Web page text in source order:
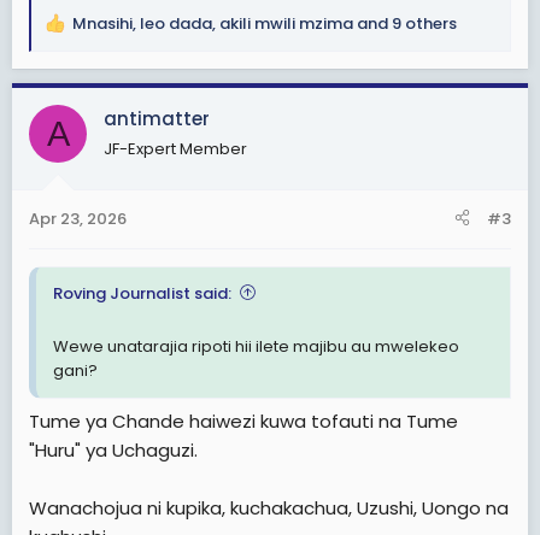
R
a
c
i
s
Mnasihi, leo dada, akili mwili mzima and 9 others
A antimatter
JF-Expert Member
Apr 23, 2026 #3
Roving Journalist said:
Wewe unatarajia ripoti hii ilete majibu au mwelekeo
gani?
Tume ya Chande haiwezi kuwa tofauti na Tume
"Huru" ya Uchaguzi.
Wanachojua ni kupika, kuchakachua, Uzushi, Uongo na